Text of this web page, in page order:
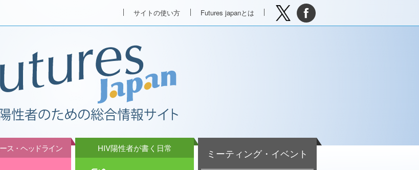
サイトの使い方 Futures japanとは
ス・ヘッドライン HIV陽性者が書く日常 ミーティング・イベント